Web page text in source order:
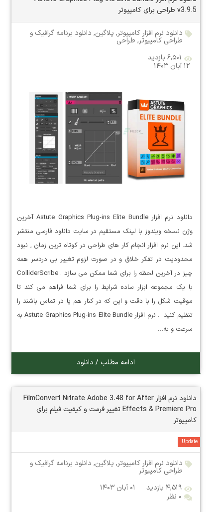
v3.9.5 طراحی برای کامپیوتر
دانلود نرم افزار کامپیوتر, پلاگین, دانلود برنامه گرافیک و
طراحی کامپیوتر, طراحی
۶,۵۰۱ بازدید
۱۲ آبان ۱۴۰۳
دانلود نرم افزار Astute Graphics Plug-ins Elite Bundle آخرین
وژن نسخه ویندوز با لینک مستقیم در سایت دانلود فارسی منتشر
شد. این نرم افزار انجام کار های طراحی در کوتاه ترین زمان , نبود
محدودیت در تفکر خلاق و در صورت لزوم تغییر بی دردسر همه
چیز در آخرین لحظه را برای شما ممکن می سازد . ColliderScribe
با یک مجموعه ابزار ساده شرایط را برای شما فراهم می کند تا
موقیت شکل را با دقت و این که در کنار هم یا در تماس باشند را
تنظیم کنید . نرم افزار Astute Graphics Plug-ins Elite Bundle به
سرعت و به…
ادامه مطلب / دانلود
دانلود نرم افزار FilmConvert Nitrate Adobe 3.48 for After
Effects & Premiere Pro تغییر فرمت و کیفیت فیلم برای
کامپیوتر
Update
دانلود نرم افزار کامپیوتر, پلاگین, دانلود برنامه گرافیک و
طراحی کامپیوتر
۴,۵۱۹ بازدید
۰۱ آبان ۱۴۰۳
۰ نظر